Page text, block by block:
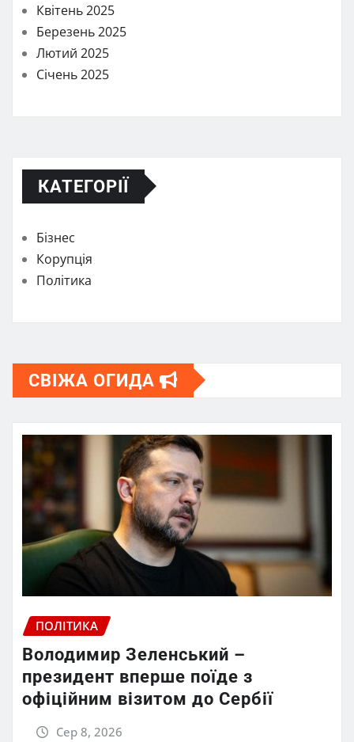
Квітень 2025
Березень 2025
Лютий 2025
Січень 2025
КАТЕГОРІЇ
Бізнес
Корупція
Політика
СВІЖА ОГИДА
ПОЛІТИКА
Володимир Зеленський –
президент вперше поїде з
офіційним візитом до Сербії
Сер 8, 2026